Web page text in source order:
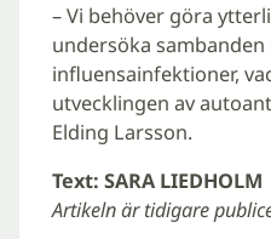
– Vi behöver göra
undersöka sambanden
influensainfektioner,
utvecklingen av
Elding Larsson.
Text: SARA LIEDHOLM
Artikeln är tidigare